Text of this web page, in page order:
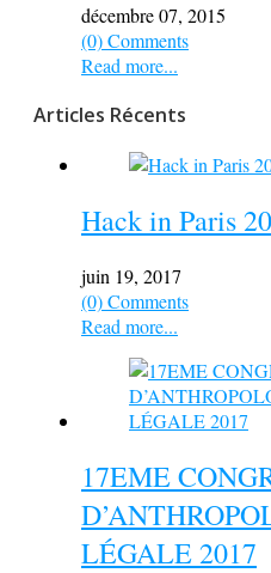
décembre 07, 2015
(0) Comments
Read more...
Articles Récents
Hack in Paris
juin 19, 2017
(0) Comments
Read more...
17EME
LÉGALE 2017